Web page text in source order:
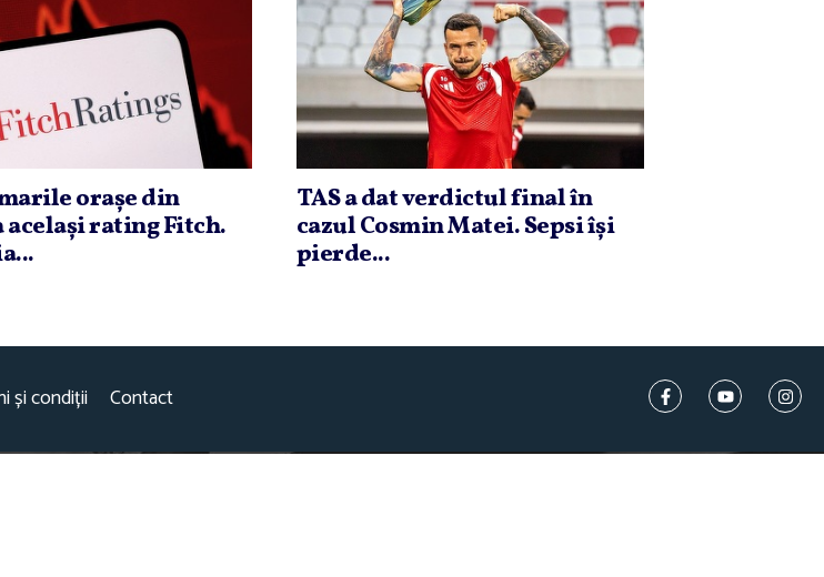
oraşe din
acelaşi rating Fitch.
TAS a dat verdictul final în
cazul Cosmin Matei. Sepsi îşi
pierde...
și condiții Contact